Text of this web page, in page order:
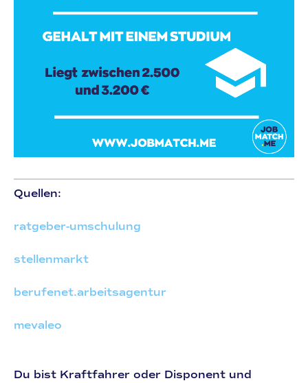
Quellen:
ratgeber-umschulung
stellenmarkt
berufenet.arbeitsagentur
mevaleo
Du bist Kraftfahrer oder Disponent und